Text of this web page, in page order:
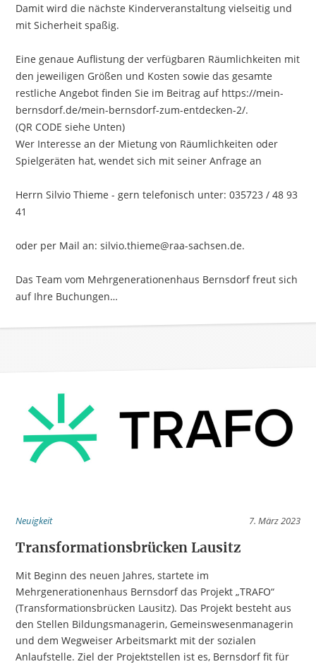
Damit wird die nächste Kinderveranstaltung vielseitig und
mit Sicherheit spaßig.
Eine genaue Auflistung der verfügbaren Räumlichkeiten mit
den jeweiligen Größen und Kosten sowie das gesamte
restliche Angebot finden Sie im Beitrag auf https://mein-
bernsdorf.de/mein-bernsdorf-zum-entdecken-2/.
(QR CODE siehe Unten)
Wer Interesse an der Mietung von Räumlichkeiten oder
Spielgeräten hat, wendet sich mit seiner Anfrage an
Herrn Silvio Thieme - gern telefonisch unter: 035723 / 48 93
41
oder per Mail an: silvio.thieme@raa-sachsen.de.
Das Team vom Mehrgenerationenhaus Bernsdorf freut sich
auf Ihre Buchungen…
Neuigkeit 7. März 2023
Transformationsbrücken Lausitz
Mit Beginn des neuen Jahres, startete im
Mehrgenerationenhaus Bernsdorf das Projekt „TRAFO“
(Transformationsbrücken Lausitz). Das Projekt besteht aus
den Stellen Bildungsmanagerin, Gemeinswesenmanagerin
und dem Wegweiser Arbeitsmarkt mit der sozialen
Anlaufstelle. Ziel der Projektstellen ist es, Bernsdorf fit für